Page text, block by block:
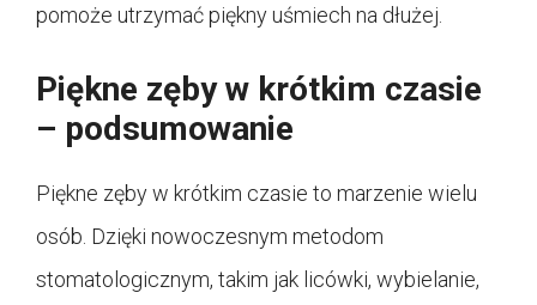
pomoże utrzymać piękny uśmiech na dłużej.
Piękne zęby w krótkim czasie
– podsumowanie
Piękne zęby w krótkim czasie to marzenie wielu
osób. Dzięki nowoczesnym metodom
stomatologicznym, takim jak licówki, wybielanie,